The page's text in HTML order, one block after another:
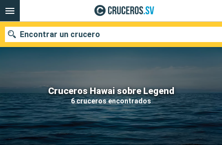
Cruceros Hawai sobre Legend
6 cruceros encontrados
Encontrar un crucero
Nuestros destinos
Fecha de salida
Puertos Compañías